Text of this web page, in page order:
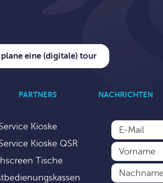
plane eine (digitale) tour
PARTNERS NACHRICHTEN
Kioske
Kioske QSR
Tische